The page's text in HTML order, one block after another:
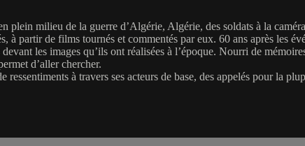
plein milieu de la guerre d’Algérie, Algérie, des soldats à la
à partir de films tournés et commentés par eux. 60 ans après les
les images qu’ils ont réalisées à l’époque. Nourri de
d’aller chercher.
à travers ses acteurs de base, des appelés pour la